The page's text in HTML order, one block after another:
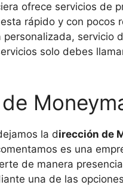
ofrece servicios de
rápido y con pocos
servicio
solo debes
la dirección de
es una
de manera
una de las